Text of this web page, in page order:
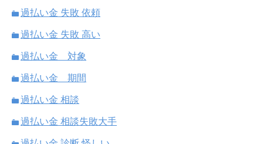
過払い金 失敗 依頼
過払い金 失敗 高い
過払い金 対象
過払い金 期間
過払い金 相談
過払い金 相談失敗大手